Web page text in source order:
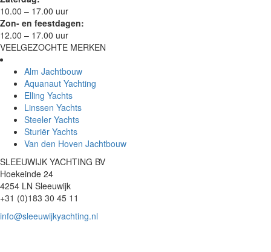
10.00 – 17.00 uur
Zon- en feestdagen:
12.00 – 17.00 uur
VEELGEZOCHTE MERKEN
Alm Jachtbouw
Aquanaut Yachting
Elling Yachts
Linssen Yachts
Steeler Yachts
Sturiër Yachts
Van den Hoven Jachtbouw
SLEEUWIJK YACHTING BV
Hoekeinde 24
4254 LN Sleeuwijk
+31 (0)183 30 45 11
info@sleeuwijkyachting.nl